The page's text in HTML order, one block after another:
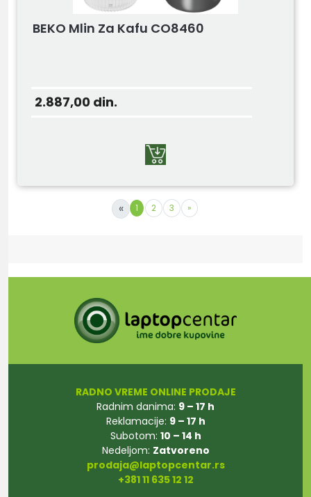
BEKO Mlin Za Kafu CO8460
2.887,00 din.
« 1 2 3 »
RADNO VREME ONLINE PRODAJE
Radnim danima: 9 – 17 h
Reklamacije: 9 – 17 h
Subotom: 10 – 14 h
Nedeljom: Zatvoreno
prodaja@laptopcentar.rs
+381 11 635 12 12